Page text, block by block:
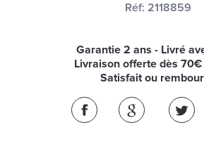
Réf: 2118859
Garantie 2 ans - Livré
Livraison offerte dès
Satisfait ou